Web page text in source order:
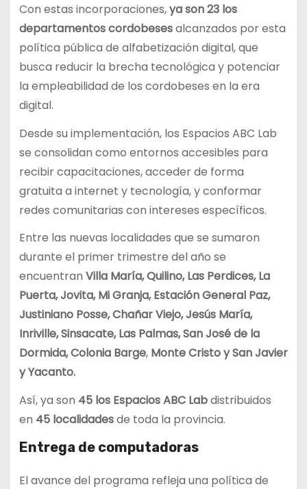
Con estas incorporaciones,ya son 23 los
departamentos cordobesesalcanzados por esta
política pública de alfabetización digital, que
busca reducir la brecha tecnológica y potenciar
la empleabilidad de los cordobeses en la era
digital.
Desde su implementación, los Espacios ABC Lab
se consolidan como entornos accesibles para
recibir capacitaciones, acceder de forma
gratuita a internet y tecnología, y conformar
redes comunitarias con intereses específicos.
Entre las nuevas localidades que se sumaron
durante el primer trimestre del año se
encuentran Villa María, Quilino, Las Perdices, La
Puerta, Jovita, Mi Granja, Estación General Paz,
Justiniano Posse, Chañar Viejo, Jesús María,
Inriville, Sinsacate, Las Palmas, San José de la
Dormida, Colonia Barge, Monte Cristo y San Javier
y Yacanto.
Así, ya son 45 los Espacios ABC Labdistribuidos
en 45 localidadesde toda la provincia.
Entrega de computadoras
El avance del programa refleja una política de